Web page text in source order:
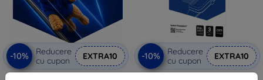
-10%
Reducere
cu cupon
EXTRA10 -10%
Reducere
cu cupon
EXTRA10